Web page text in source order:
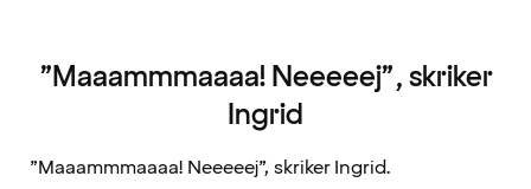
”Maaammmaaaa! Neeeeej”, skriker
Ingrid
”Maaammmaaaa! Neeeeej”, skriker Ingrid.